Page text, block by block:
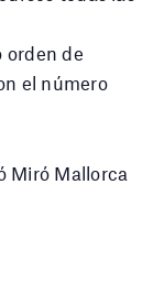
orden de
el número
Miró Mallorca